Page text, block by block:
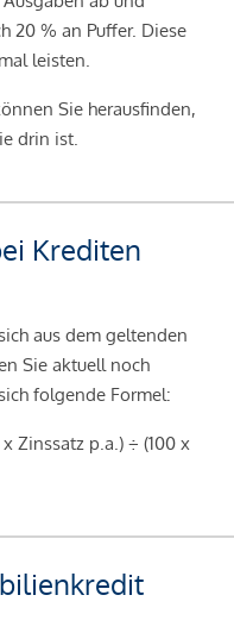
20 % an Puffer. Diese
leisten.
Sie herausfinden,
drin ist.
Krediten
aus dem geltenden
Sie aktuell noch
folgende Formel:
Zinssatz p.a.) ÷ (100 x